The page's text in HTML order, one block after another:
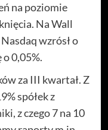
na poziomie
Na Wall
wzrósł o
o 0,05%.
za III kwartał. Z
spółek z
z czego 7 na 10